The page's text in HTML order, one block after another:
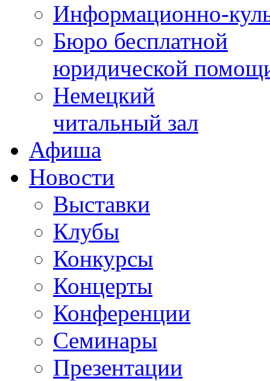
Информационно-
Бюро бесплатной
юридической
Немецкий
читальный зал
Афиша
Новости
Выставки
Клубы
Конкурсы
Концерты
Конференции
Семинары
Презентации